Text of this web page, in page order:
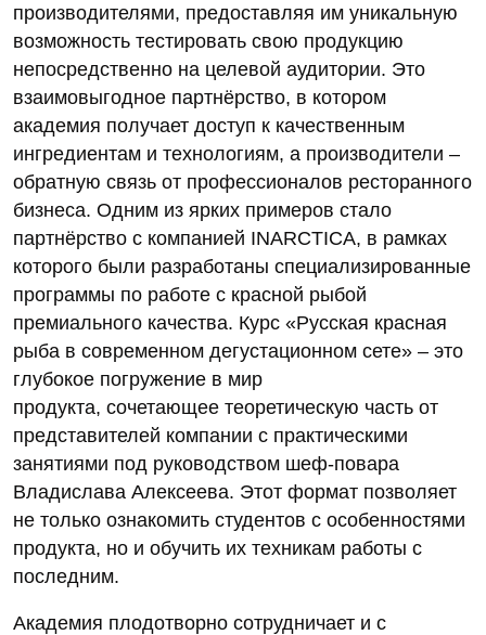
производителями, предоставляя им уникальную
возможность тестировать свою продукцию
непосредственно на целевой аудитории. Это
взаимовыгодное партнёрство, в котором
академия получает доступ к качественным
ингредиентам и технологиям, а производители –
обратную связь от профессионалов ресторанного
бизнеса. Одним из ярких примеров стало
партнёрство с компанией INARCTICA, в рамках
которого были разработаны специализированные
программы по работе с красной рыбой
премиального качества. Курс «Русская красная
рыба в современном дегустационном сете» – это
глубокое погружение в мир
продукта, сочетающее теоретическую часть от
представителей компании с практическими
занятиями под руководством шеф-повара
Владислава Алексеева. Этот формат позволяет
не только ознакомить студентов с особенностями
продукта, но и обучить их техникам работы с
последним.
Академия плодотворно сотрудничает и с